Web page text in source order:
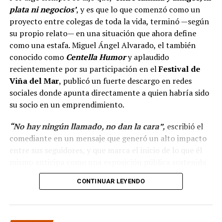
plata ni negocios’, y es que lo que comenzó como un
proyecto entre colegas de toda la vida, terminó —según
su propio relato— en una situación que ahora define
como una estafa. Miguel Ángel Alvarado, el también
conocido como Centella Humory aplaudido
recientemente por su participación en elFestival de
Viña del Mar, publicó un fuerte descargo en redes
sociales donde apunta directamente a quien habría sido
su socio en un emprendimiento.
“No hay ningún llamado, no dan la cara”, escribió el
comediante en un mensaje que generó un alto impacto
entre sus seguidores, y que marca el inicio de lo que él
en el tiempo.
“Hola a todos, ya ha
CONTINUAR LEYENDO